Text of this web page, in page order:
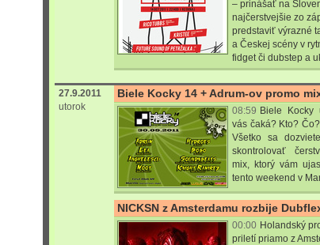
– prinášať na
najčerstvejšie zo
predstaviť výrazné
a Českej scény v
fidget či dubstep a
27.9.2011
utorok
Biele Kocky 14 + Adrum-ov promo
08:59 Biele Kocky
vás čaká? Kto?
Všetko sa
skontrolovať
mix, ktorý vám
tento weekend v
NICKSN z Amsterdamu rozbije
00:00 Holandský
priletí priamo z